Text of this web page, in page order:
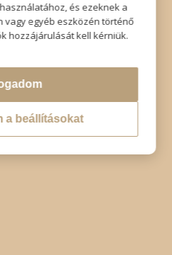
és ezeknek a
egyéb eszközén történő
hozzájárulását kell kérniük.
a beállításokat